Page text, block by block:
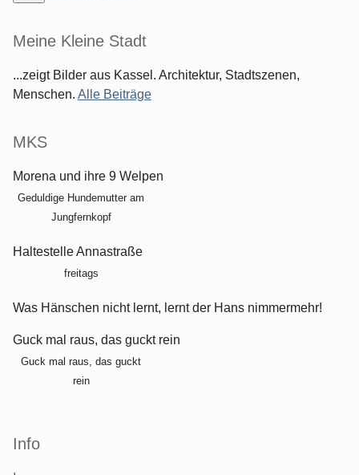
Meine Kleine Stadt
...zeigt Bilder aus Kassel. Architektur, Stadtszenen,
Menschen. Alle Beiträge
MKS
Morena und ihre 9 Welpen
Geduldige Hundemutter am
Jungfernkopf
Haltestelle Annastraße
freitags
Was Hänschen nicht lernt, lernt der Hans nimmermehr!
Guck mal raus, das guckt rein
Guck mal raus, das guckt
rein
Info